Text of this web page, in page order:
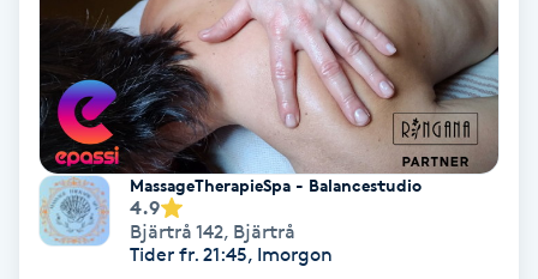
Gua Sha-massage
Hatha Yoga
Headspa
Healing
MassageTherapieSpa - Balancestudio
4.9
Bjärtrå 142, Bjärtrå
Tider fr. 21:45, Imorgon